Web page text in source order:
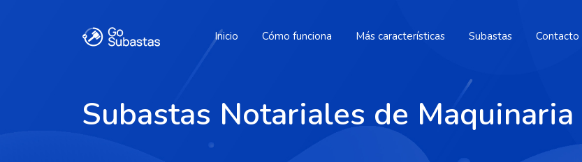
Inicio Cómo funciona Más características Subastas Contacto
Subastas Notariales de